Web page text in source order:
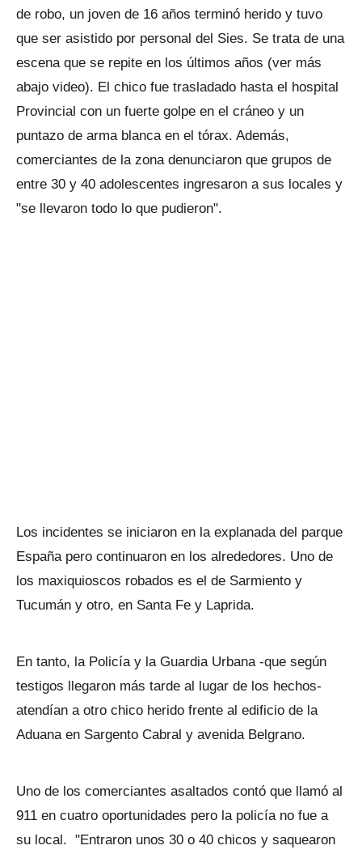
de robo, un joven de 16 años terminó herido y tuvo
que ser asistido por personal del Sies. Se trata de una
escena que se repite en los últimos años (ver más
abajo video). El chico fue trasladado hasta el hospital
Provincial con un fuerte golpe en el cráneo y un
puntazo de arma blanca en el tórax. Además,
comerciantes de la zona denunciaron que grupos de
entre 30 y 40 adolescentes ingresaron a sus locales y
"se llevaron todo lo que pudieron".
Los incidentes se iniciaron en la explanada del parque
España pero continuaron en los alrededores. Uno de
los maxiquioscos robados es el de Sarmiento y
Tucumán y otro, en Santa Fe y Laprida.
En tanto, la Policía y la Guardia Urbana -que según
testigos llegaron más tarde al lugar de los hechos-
atendían a otro chico herido frente al edificio de la
Aduana en Sargento Cabral y avenida Belgrano.
Uno de los comerciantes asaltados contó que llamó al
911 en cuatro oportunidades pero la policía no fue a
su local. "Entraron unos 30 o 40 chicos y saquearon